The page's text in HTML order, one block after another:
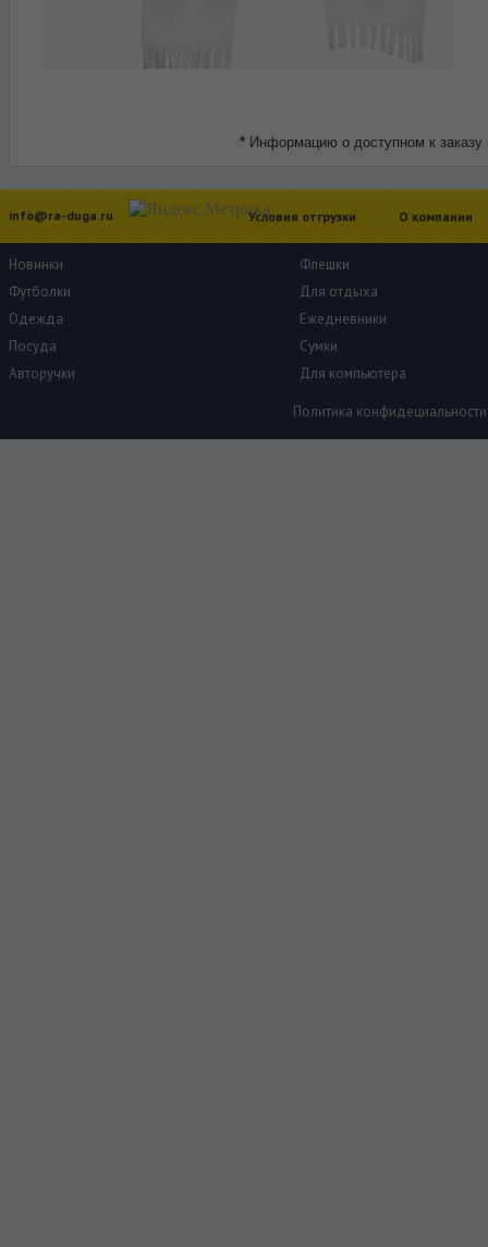
* Информацию о доступном к заказу
info@ra-duga.ru Условия отгрузки О компании
Новинки
Флешки
Футболки
Для отдыха
Одежда
Ежедневники
Посуда
Сумки
Авторучки
Для компьютера
Политика конфидециальности